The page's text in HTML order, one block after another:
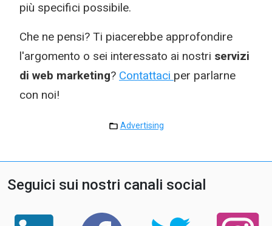
più specifici possibile.
Che ne pensi? Ti piacerebbe approfondire
l'argomento o sei interessato ai nostri servizi
di web marketing? Contattaci per parlarne
con noi!
Advertising
Seguici sui nostri canali social